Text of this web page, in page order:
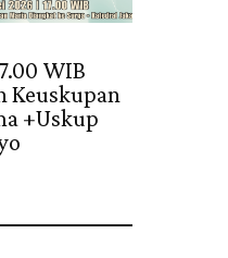
WIB
Keuskupan
+Uskup